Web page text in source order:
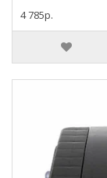
4 785р.